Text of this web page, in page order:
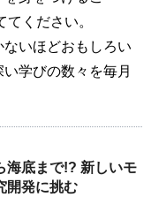
ください。
いほどおもしろい
学びの数々を毎月
海底まで!? 新しいモ
開発に挑む